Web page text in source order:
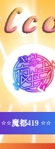
⭐⭐魔都419 ⭐⭐